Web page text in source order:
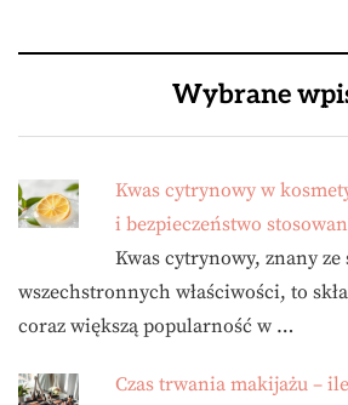
Wybrane
Kwas cytrynowy w
i bezpieczeństwo
Kwas cytrynowy, znany ze
wszechstronnych właściwości, to
coraz większą popularność w …
Czas trwania makijażu –